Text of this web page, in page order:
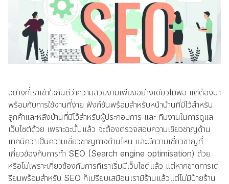
อย่างที่เราเข้าใจกันดีว่าความสวยงามเพียงอย่างเดียวไม่พอ แต่ต้องมา
พร้อมกับการใช้งานที่ง่าย ฟังก์ชั่นพร้อมสำหรับหน้าบ้านที่มีไว้สำหรับ
ลูกค้าและหลังบ้านที่มีไว้สำหรับผู้ประกอบการ และ ทีมงานในการดูแล
เว็บไซต์ด้วย เพราะฉะนั้นแล้ว จะต้องตรวจสอบความเชี่ยวชาญด้าน
เทคนิคว่าเป็นความเชี่ยวชาญทางด้านไหน และมีความเชี่ยวชาญที่
เกี่ยวข้องกับการทำ SEO (Search engine optimisation) ด้วย
หรือไม่เพราะเกี่ยวข้องกับการที่เราเริ่มมีเว็บไซต์แล้ว แต่หากขาดการเต
รียมพร้อมสำหรับ SEO ก็เปรียบเสมือนเรามีร้านแล้วแต่ไม่มีป้ายร้าน